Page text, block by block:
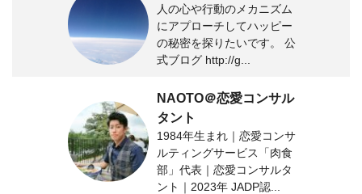
人の心や行動のメカニズム
にアプローチしてハッピー
の秘密を探りたいです。 公
式ブログ http://g...
NAOTO＠恋愛コンサル
タント
1984年生まれ｜恋愛コンサ
ルティングサービス「肉食
部」代表｜恋愛コンサルタ
ント｜2023年 JADP認...